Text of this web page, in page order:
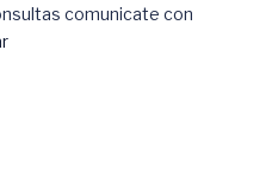
comunicate con